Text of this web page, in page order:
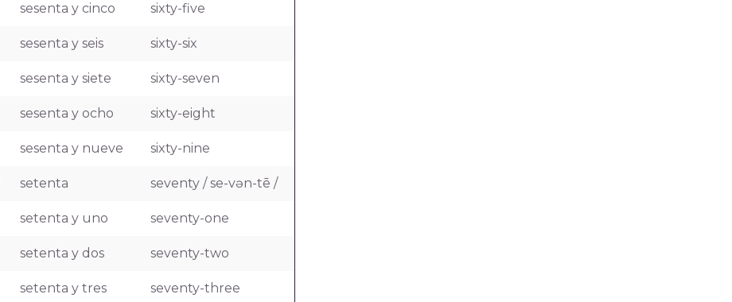
sesenta y cinco sixty-five
sesenta y seis sixty-six
sesenta y siete sixty-seven
sesenta y ocho sixty-eight
sesenta y nueve sixty-nine
setenta seventy / se-vən-tē /
setenta y uno seventy-one
setenta y dos seventy-two
setenta y tres seventy-three